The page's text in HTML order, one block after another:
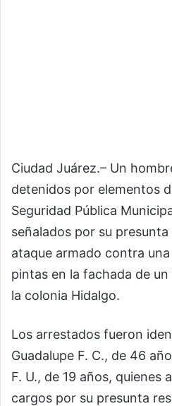
Ciudad Juárez.– Un
detenidos por elementos
Seguridad Pública
señalados por su
ataque armado contra
pintas en la fachada de
la colonia Hidalgo.
Los arrestados fueron
Guadalupe F. C., de 46
F. U., de 19 años, quienes
cargos por su presunta